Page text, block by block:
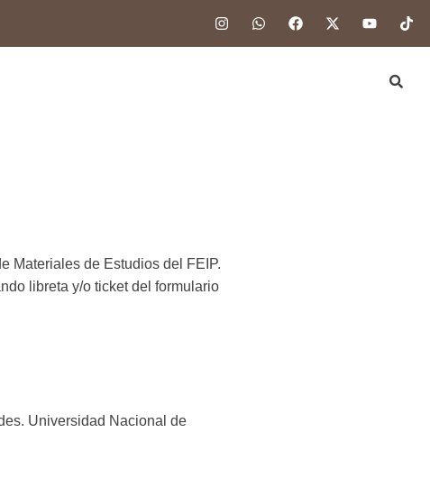
Materiales de Estudios del FEIP.
libreta y/o ticket del formulario
Universidad Nacional de